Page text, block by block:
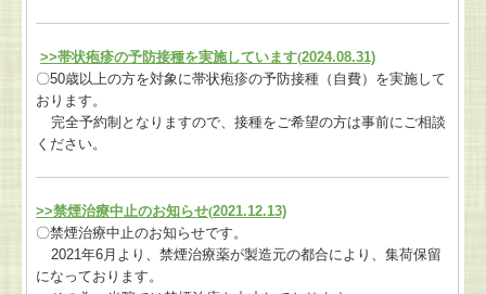
>>帯状疱疹の予防接種を実施しています(2024.08.31)
〇50歳以上の方を対象に帯状疱疹の予防接種（自費） を実施して
おります。
完全予約制となりますので、接種をご希望の方は事前にご相談
ください。
>>禁煙治療中止のお知らせ(2021.12.13)
〇禁煙治療中止のお知らせです。
2021年6月より、禁煙治療薬が製造元の都合により、集荷保留
になっております。